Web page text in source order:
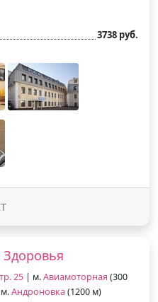
3738 руб.
25 | м.Авиамоторная (300
Андроновка (1200 м)